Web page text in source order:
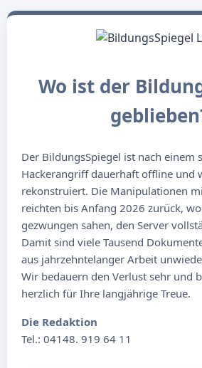
Wo ist der
Der BildungsSpiegel ist nach einem
Hackerangriff dauerhaft offline und
rekonstruiert. Die Manipulationen
reichten bis Anfang 2026 zurück,
gezwungen sahen, den Server
Damit sind viele Tausend
aus jahrzehntelanger Arbeit
Wir bedauern den Verlust sehr und
herzlich für Ihre langjährige Treue.
Die Redaktion
Tel.: 04148. 919 64 11